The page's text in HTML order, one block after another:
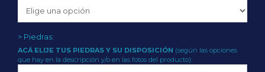
> Piedras:
ACÁ ELIJE TUS PIEDRAS Y SU DISPOSICIÓN (según las opciones
que hay en la descripción y/o en las fotos del producto):